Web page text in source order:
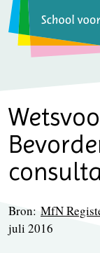
Bron: MfN
juli 2016